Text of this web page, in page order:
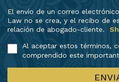
El envío de un correo
Law no se crea, y el recibo de
relación de abogado-cliente.
Al aceptar estos términos,
comprendido este